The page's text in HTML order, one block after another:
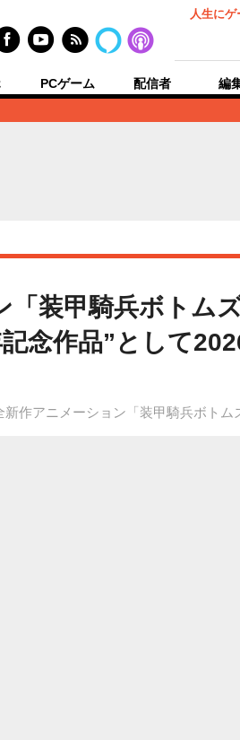
人生に
PCゲーム 配信者 編
装甲騎兵ボトム
念作品”として
作アニメーション「装甲騎兵ボトム